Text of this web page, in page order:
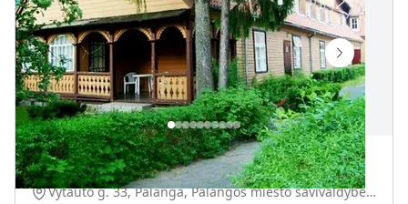
Senoji vaistinė Palangoje
Vytauto g. 33, Palanga, Palangos miesto savivaldybė, Lietuva